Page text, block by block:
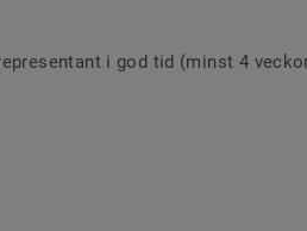
i god tid (minst 4